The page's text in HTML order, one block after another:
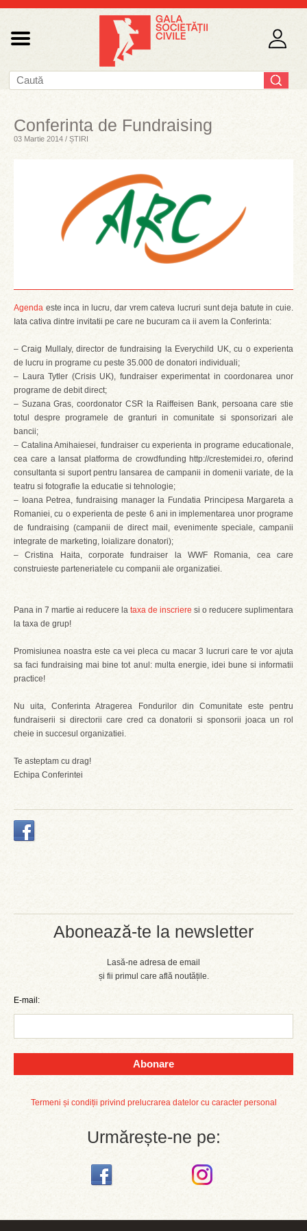
Abonează-te la newsletter
Lasă-ne adresa de email
și fii primul care află noutățile.
E-mail:
Abonare
Termeni și condiții privind prelucrarea datelor cu caracter personal
Urmărește-ne pe:
Conferinta de Fundraising
03 Martie 2014 / ȘTIRI
Agenda este inca in lucru, dar vrem cateva lucruri sunt deja batute in cuie.
Iata cativa dintre invitatii pe care ne bucuram ca ii avem la Conferinta:
– Craig Mullaly, director de fundraising la Everychild UK, cu o experienta
de lucru in programe cu peste 35.000 de donatori individuali;
– Laura Tytler (Crisis UK), fundraiser experimentat in coordonarea unor
programe de debit direct;
– Suzana Gras, coordonator CSR la Raiffeisen Bank, persoana care stie
totul despre programele de granturi in comunitate si sponsorizari ale
bancii;
– Catalina Amihaiesei, fundraiser cu experienta in programe educationale,
cea care a lansat platforma de crowdfunding http://crestemidei.ro, oferind
consultanta si suport pentru lansarea de campanii in domenii variate, de la
teatru si fotografie la educatie si tehnologie;
– Ioana Petrea, fundraising manager la Fundatia Principesa Margareta a
Romaniei, cu o experienta de peste 6 ani in implementarea unor programe
de fundraising (campanii de direct mail, evenimente speciale, campanii
integrate de marketing, loializare donatori);
– Cristina Haita, corporate fundraiser la WWF Romania, cea care
construieste parteneriatele cu companii ale organizatiei.
Pana in 7 martie ai reducere la taxa de inscriere si o reducere suplimentara
la taxa de grup!
Promisiunea noastra este ca vei pleca cu macar 3 lucruri care te vor ajuta
sa faci fundraising mai bine tot anul: multa energie, idei bune si informatii
practice!
Nu uita, Conferinta Atragerea Fondurilor din Comunitate este pentru
fundraiserii si directorii care cred ca donatorii si sponsorii joaca un rol
cheie in succesul organizatiei.
Te asteptam cu drag!
Echipa Conferintei